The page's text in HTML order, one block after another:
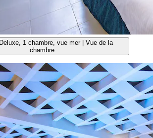
1 chambre, vue mer | Vue de la
chambre